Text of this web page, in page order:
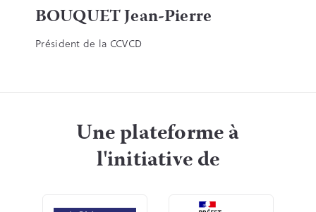
BOUQUET Jean-Pierre
Président de la CCVCD
Une plateforme à
l'initiative de